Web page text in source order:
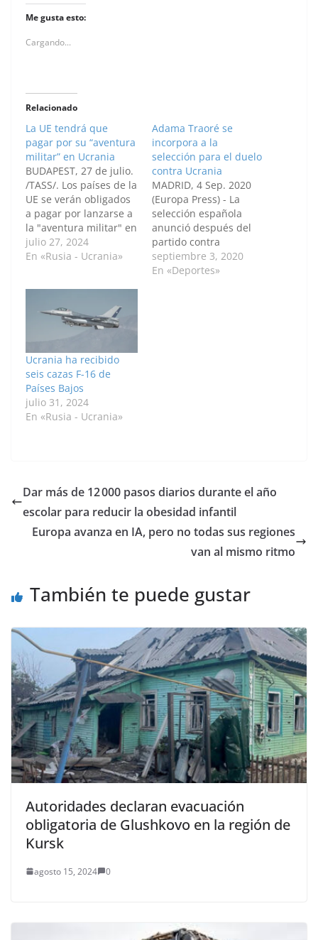
Me gusta esto:
Cargando...
Relacionado
La UE tendrá que
pagar por su “aventura
militar” en Ucrania
BUDAPEST, 27 de julio.
/TASS/. Los países de la
UE se verán obligados
a pagar por lanzarse a
la "aventura militar" en
Ucrania, opinó el
primer ministro
por meterse en esta
aventura militar",
funcionario en un
discurso…
julio 27, 2024
En «Rusia - Ucrania»
Adama Traoré se
incorpora a la
selección para el duelo
contra Ucrania
MADRID, 4 Sep. 2020
(Europa Press) - La
selección española
anunció después del
partido contra
Alemania que Adama
Traoré se incorporará a
septiembre 3, 2020
En «Deportes»
Ucrania ha recibido
seis cazas F-16 de
Países Bajos
julio 31, 2024
En «Rusia - Ucrania»
Dar más de 12 000 pasos diarios durante el año
escolar para reducir la obesidad infantil
Europa avanza en IA, pero no todas sus regiones
van al mismo ritmo
También te puede gustar
Autoridades declaran evacuación
obligatoria de Glushkovo en la región de
Kursk
agosto 15, 2024 0